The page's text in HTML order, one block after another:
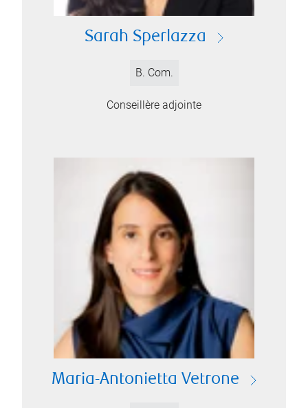
Sarah Sperlazza
B. Com.
Conseillère adjointe
Maria-Antonietta Vetrone